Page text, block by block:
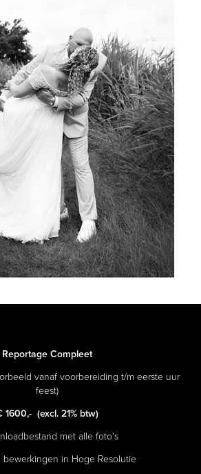
Reportage Compleet
vanaf voorbereiding t/m eerste uur
feest)
1600,- (excl. 21% btw)
met alle foto's
bewerkingen in Hoge Resolutie